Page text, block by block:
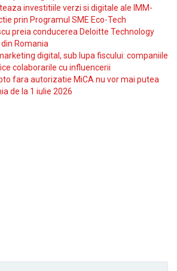
investitiile verzi si digitale ale IMM-
prin Programul SME Eco-Tech
preia conducerea Deloitte Technology
Romania
digital, sub lupa fiscului: companiile
colaborarile cu influencerii
fara autorizatie MiCA nu vor mai putea
de la 1 iulie 2026